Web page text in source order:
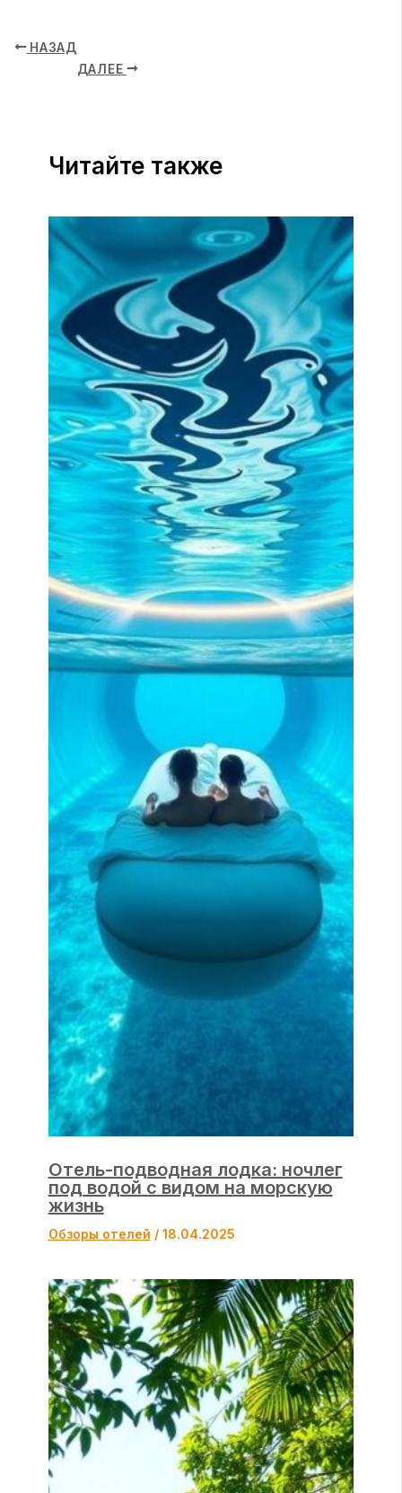
НАЗАД
ДАЛЕЕ
Читайте также
Отель-подводная лодка: ночлег
под водой с видом на морскую
жизнь
Обзоры отелей / 18.04.2025